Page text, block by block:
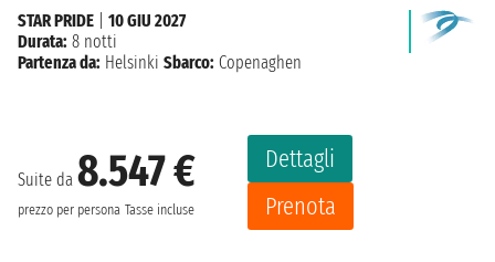
Suite da 8.547 €
prezzo per persona Tasse incluse
Dettagli
Prenota
STAR PRIDE
10 GIU 2027
Durata: 8 notti
Partenza da: Helsinki Sbarco: Copenaghen